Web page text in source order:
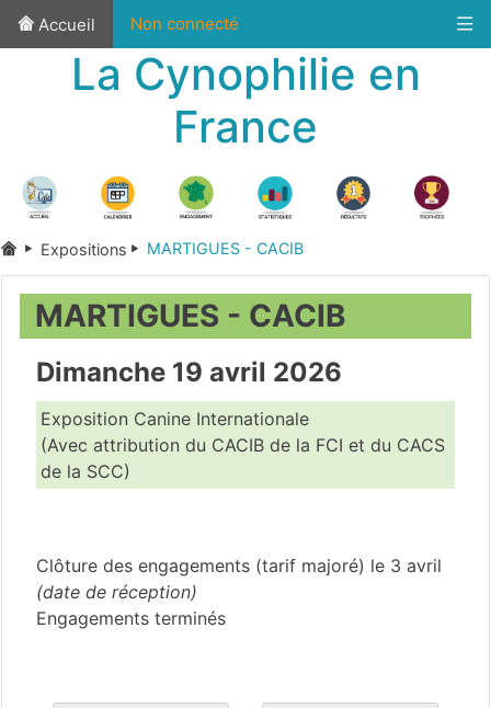
Accueil Non connecté
La Cynophilie en
France
Expositions MARTIGUES - CACIB
MARTIGUES - CACIB
Dimanche 19 avril 2026
Exposition Canine Internationale
(Avec attribution du CACIB de la FCI et du CACS
de la SCC)
Clôture des engagements (tarif majoré) le 3 avril
(date de réception)
Engagements terminés